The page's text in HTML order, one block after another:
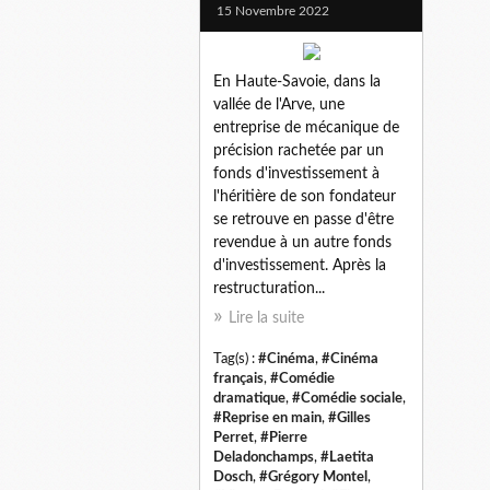
15 Novembre 2022
En Haute-Savoie, dans la
vallée de l'Arve, une
entreprise de mécanique de
précision rachetée par un
fonds d'investissement à
l'héritière de son fondateur
se retrouve en passe d'être
revendue à un autre fonds
d'investissement. Après la
restructuration...
Lire la suite
Tag(s) : #Cinéma, #Cinéma
français, #Comédie
dramatique, #Comédie sociale,
#Reprise en main, #Gilles
Perret, #Pierre
Deladonchamps, #Laetita
Dosch, #Grégory Montel ,